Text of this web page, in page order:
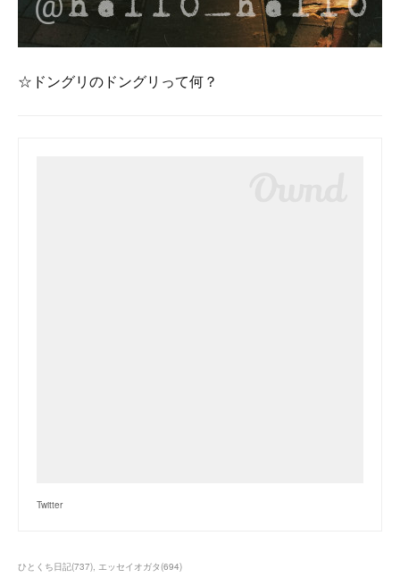
☆ドングリのドングリって何？
Twitter
ひとくち日記(737) エッセイオガタ(694)